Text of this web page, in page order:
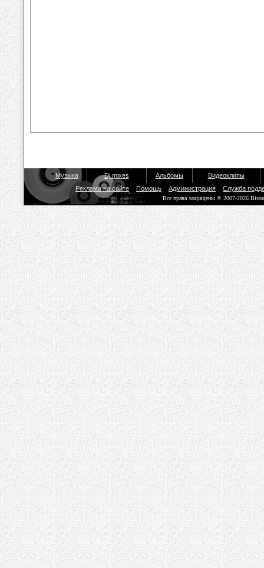
Музыка Dj mixes Альбомы
Видеоклипы
Реклама на сайте
Помощь Администрация Служба
Все права защищены © 2007-2026